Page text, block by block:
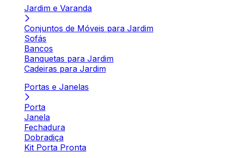
Jardim e Varanda
Conjuntos de Móveis para Jardim
Sofás
Bancos
Banquetas para Jardim
Cadeiras para Jardim
Portas e Janelas
Porta
Janela
Fechadura
Dobradiça
Kit Porta Pronta